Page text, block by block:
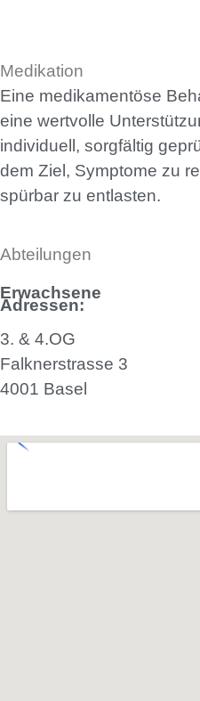
Medikation
Eine medikamentöse
eine wertvolle
individuell, sorgfältig
dem Ziel, Symptome zu
spürbar zu entlasten.
Abteilungen
Erwachsene
Adressen:
3. & 4.OG
Falknerstrasse 3
4001 Basel